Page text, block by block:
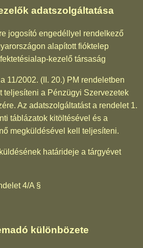
adatszolgáltatása
jogosító engedéllyel rendelkező
alapított fióktelep
kezelő társaság
11/2002. (II. 20.) PM rendeletben
teljesíteni a Pénzügyi Szervezetek
Az adatszolgáltatást a rendelet 1.
táblázatok kitöltésével és a
megküldésével kell teljesíteni.
határideje a tárgyévet
4/A §
különbözete